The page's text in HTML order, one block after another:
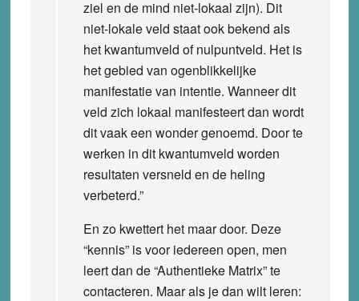
ziel en de mind niet-lokaal zijn). Dit
niet-lokale veld staat ook bekend als
het kwantumveld of nulpuntveld. Het is
het gebied van ogenblikkelijke
manifestatie van intentie. Wanneer dit
veld zich lokaal manifesteert dan wordt
dit vaak een wonder genoemd. Door te
werken in dit kwantumveld worden
resultaten versneld en de heling
verbeterd.”
En zo kwettert het maar door. Deze
“kennis” is voor iedereen open, men
leert dan de “Authentieke Matrix” te
contacteren. Maar als je dan wilt leren: